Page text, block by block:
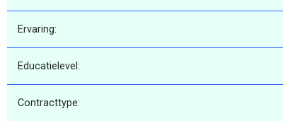
Ervaring:
Educatielevel:
Contracttype: